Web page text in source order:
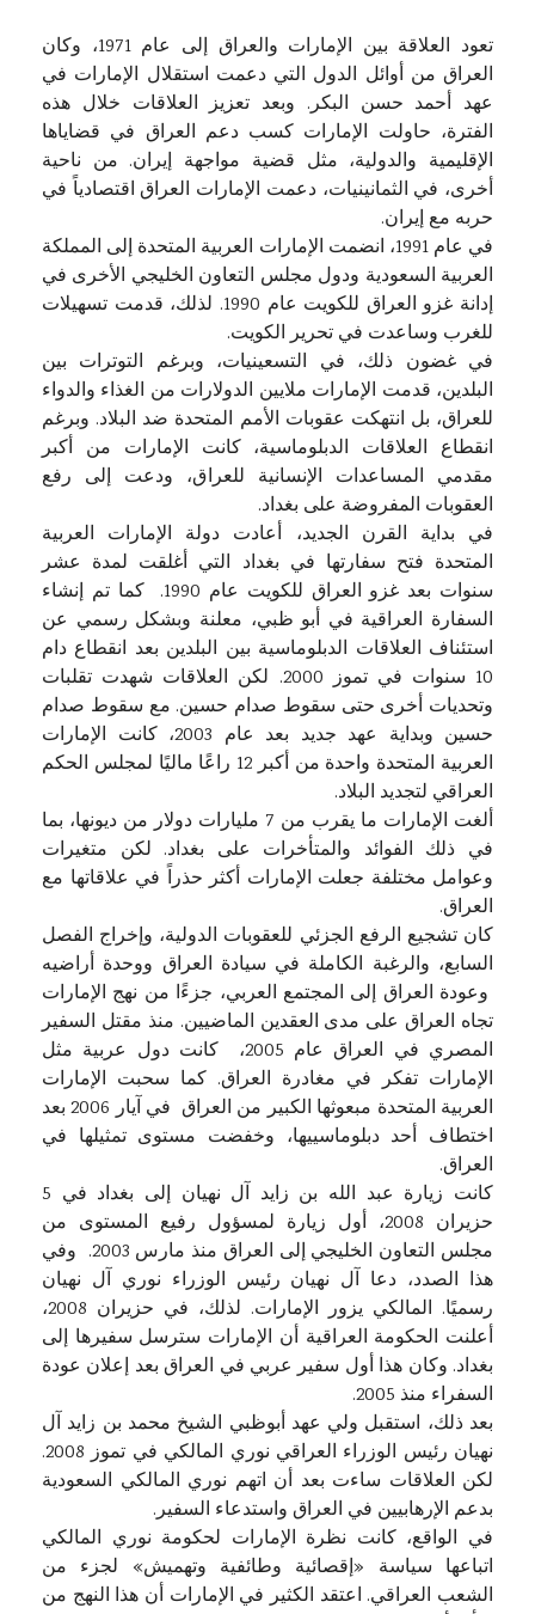
تعود العلاقة بين الإمارات والعراق إلى عام 1971، وكان
العراق من أوائل الدول التي دعمت استقلال الإمارات في
عهد أحمد حسن البكر. وبعد تعزيز العلاقات خلال هذه
الفترة، حاولت الإمارات كسب دعم العراق في قضاياها
الإقليمية والدولية، مثل قضية مواجهة إيران. من ناحية
أخرى، في الثمانينيات، دعمت الإمارات العراق اقتصادياً في
حربه مع إيران.
في عام 1991، انضمت الإمارات العربية المتحدة إلى المملكة
العربية السعودية ودول مجلس التعاون الخليجي الأخرى في
إدانة غزو العراق للكويت عام 1990. لذلك، قدمت تسهيلات
للغرب وساعدت في تحرير الكويت.
في غضون ذلك، في التسعينيات، وبرغم التوترات بين
البلدين، قدمت الإمارات ملايين الدولارات من الغذاء والدواء
للعراق، بل انتهكت عقوبات الأمم المتحدة ضد البلاد. وبرغم
انقطاع العلاقات الدبلوماسية، كانت الإمارات من أكبر
مقدمي المساعدات الإنسانية للعراق، ودعت إلى رفع
العقوبات المفروضة على بغداد.
في بداية القرن الجديد، أعادت دولة الإمارات العربية
المتحدة فتح سفارتها في بغداد التي أغلقت لمدة عشر
سنوات بعد غزو العراق للكويت عام 1990. كما تم إنشاء
السفارة العراقية في أبو ظبي، معلنة وبشكل رسمي عن
استئناف العلاقات الدبلوماسية بين البلدين بعد انقطاع دام
10 سنوات في تموز 2000. لكن العلاقات شهدت تقلبات
وتحديات أخرى حتى سقوط صدام حسين. مع سقوط صدام
حسين وبداية عهد جديد بعد عام 2003، كانت الإمارات
العربية المتحدة واحدة من أكبر 12 راعًا ماليًا لمجلس الحكم
العراقي لتجديد البلاد.
ألغت الإمارات ما يقرب من 7 مليارات دولار من ديونها، بما
في ذلك الفوائد والمتأخرات على بغداد. لكن متغيرات
وعوامل مختلفة جعلت الإمارات أكثر حذراً في علاقاتها مع
العراق.
كان تشجيع الرفع الجزئي للعقوبات الدولية، وإخراج الفصل
السابع، والرغبة الكاملة في سيادة العراق ووحدة أراضيه
وعودة العراق إلى المجتمع العربي، جزءًا من نهج الإمارات
تجاه العراق على مدى العقدين الماضيين. منذ مقتل السفير
المصري في العراق عام 2005، كانت دول عربية مثل
الإمارات تفكر في مغادرة العراق. كما سحبت الإمارات
العربية المتحدة مبعوثها الكبير من العراق في آيار 2006 بعد
اختطاف أحد دبلوماسييها، وخفضت مستوى تمثيلها في
العراق.
كانت زيارة عبد الله بن زايد آل نهيان إلى بغداد في 5
حزيران 2008، أول زيارة لمسؤول رفيع المستوى من
مجلس التعاون الخليجي إلى العراق منذ مارس 2003. وفي
هذا الصدد، دعا آل نهيان رئيس الوزراء نوري آل نهيان
رسميًا. المالكي يزور الإمارات. لذلك، في حزيران 2008،
أعلنت الحكومة العراقية أن الإمارات سترسل سفيرها إلى
بغداد. وكان هذا أول سفير عربي في العراق بعد إعلان عودة
السفراء منذ 2005.
بعد ذلك، استقبل ولي عهد أبوظبي الشيخ محمد بن زايد آل
نهيان رئيس الوزراء العراقي نوري المالكي في تموز 2008.
لكن العلاقات ساءت بعد أن اتهم نوري المالكي السعودية
بدعم الإرهابيين في العراق واستدعاء السفير.
في الواقع، كانت نظرة الإمارات لحكومة نوري المالكي
اتباعها سياسة «إقصائية وطائفية وتهميش» لجزء من
الشعب العراقي. اعتقد الكثير في الإمارات أن هذا النهج من